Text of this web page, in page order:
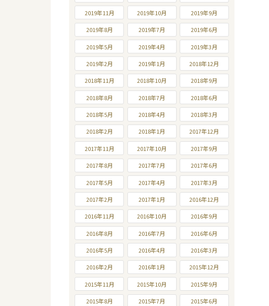
2019年11月 2019年10月 2019年9月
2019年8月 2019年7月 2019年6月
2019年5月 2019年4月 2019年3月
2019年2月 2019年1月 2018年12月
2018年11月 2018年10月 2018年9月
2018年8月 2018年7月 2018年6月
2018年5月 2018年4月 2018年3月
2018年2月 2018年1月 2017年12月
2017年11月 2017年10月 2017年9月
2017年8月 2017年7月 2017年6月
2017年5月 2017年4月 2017年3月
2017年2月 2017年1月 2016年12月
2016年11月 2016年10月 2016年9月
2016年8月 2016年7月 2016年6月
2016年5月 2016年4月 2016年3月
2016年2月 2016年1月 2015年12月
2015年11月 2015年10月 2015年9月
2015年8月 2015年7月 2015年6月